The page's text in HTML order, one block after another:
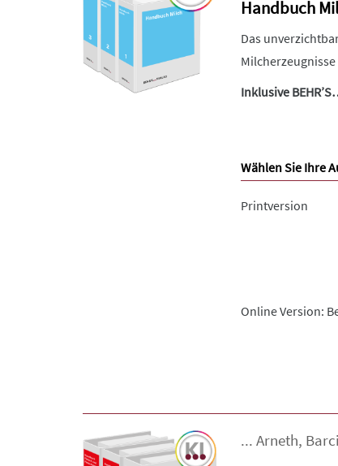
Handbuch
Das
Inklusive
Wählen Sie Ihre
Printversion
Online Version:
... Arneth,